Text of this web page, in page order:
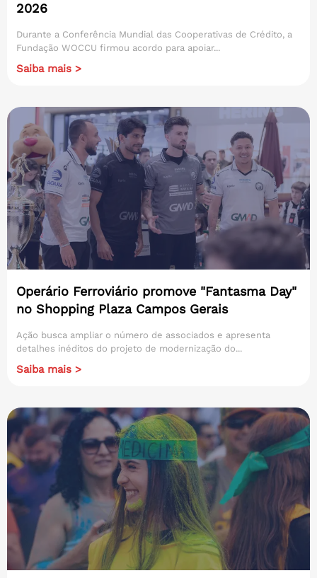
2026
Durante a Conferência Mundial das Cooperativas de Crédito, a
Fundação WOCCU firmou acordo para apoiar...
Saiba mais >
Operário Ferroviário promove "Fantasma Day"
no Shopping Plaza Campos Gerais
Ação busca ampliar o número de associados e apresenta
detalhes inéditos do projeto de modernização do...
Saiba mais >